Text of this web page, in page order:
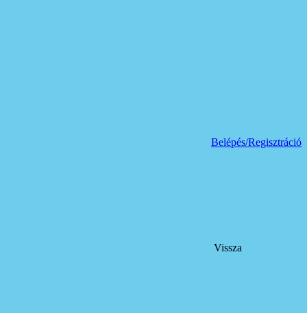
Belépés/Regisztráció
Vissza